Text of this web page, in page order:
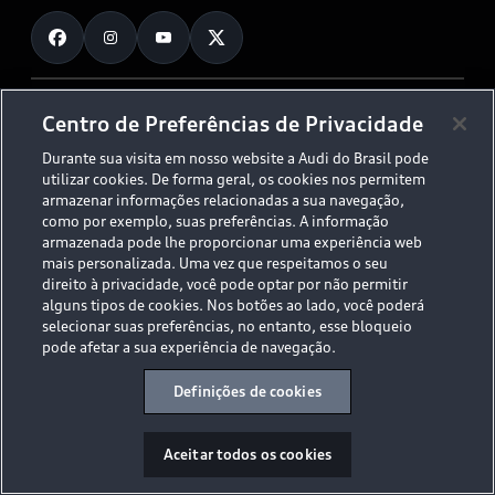
Planejamento de recarga
O Legado do S
Audi Driving Experience
ESG
Tecnologias Audi
Audi Collection
Fale Conosco
Trabalhe Conosco
© 2026 AUDI AG. All Rights Reserved.
Políticas de Privacidade
Código de Conduta
Aviso Legal
Proteção de Dados - LGPD
Sala de Imprensa
Desacelere. Seu bem maior é a vida.
Centro de Preferências de Privacidade
Durante sua visita em nosso website a Audi do Brasil pode
utilizar cookies. De forma geral, os cookies nos permitem
armazenar informações relacionadas a sua navegação,
como por exemplo, suas preferências. A informação
armazenada pode lhe proporcionar uma experiência web
mais personalizada. Uma vez que respeitamos o seu
direito à privacidade, você pode optar por não permitir
alguns tipos de cookies. Nos botões ao lado, você poderá
selecionar suas preferências, no entanto, esse bloqueio
pode afetar a sua experiência de navegação.
Definições de cookies
Aceitar todos os cookies